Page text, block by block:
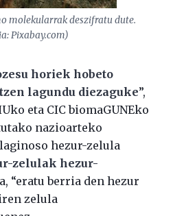
molekularrak deszifratu dute.
Pixabay.com)
horiek hobeto
lagundu diezaguke”,
eta CIC biomaGUNEko
nazioarteko
hezur-zelula
zelulak hezur-
“eratu berria den hezur
zelula